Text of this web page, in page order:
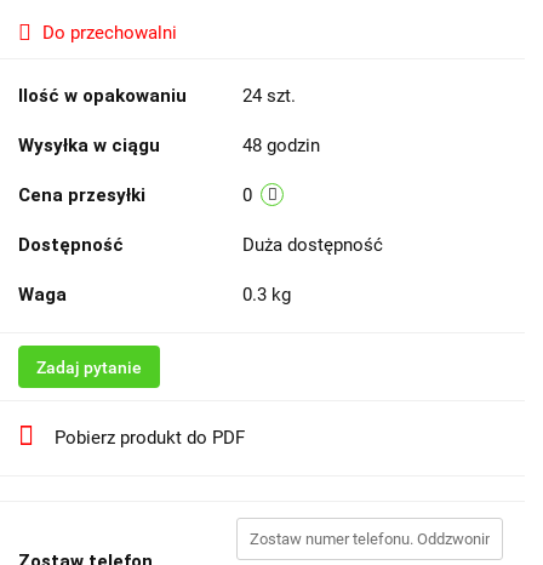
Do przechowalni
Ilość w opakowaniu 24 szt.
Wysyłka w ciągu 48 godzin
Cena przesyłki 0
Dostępność Duża dostępność
Waga 0.3 kg
Zadaj pytanie
Pobierz produkt do PDF